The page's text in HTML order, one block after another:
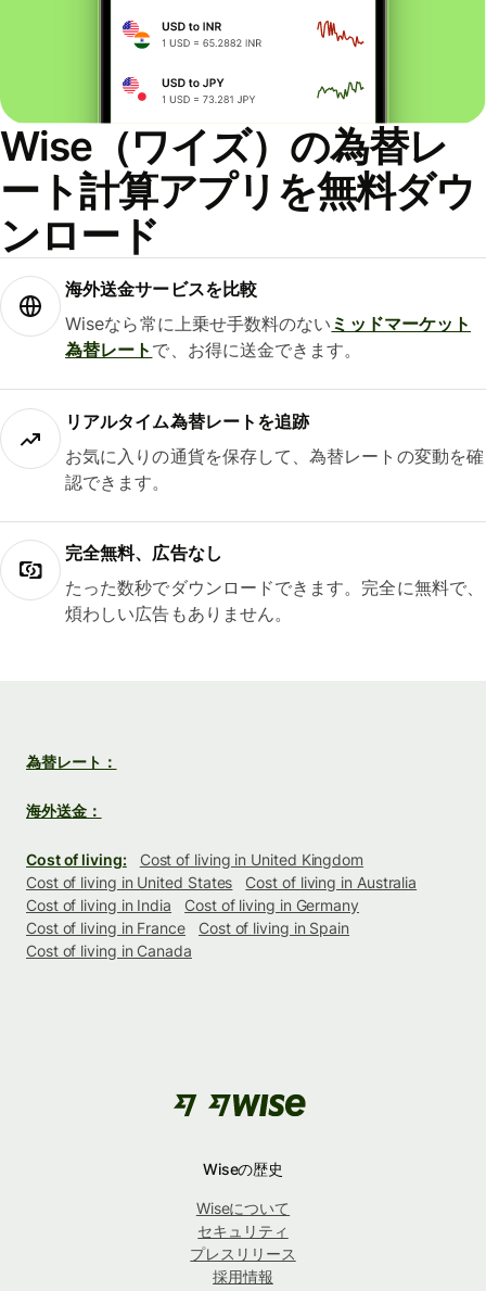
Wise（ワイズ）の為替レ
ート計算アプリを無料ダウ
ンロード
海外送金サービスを比較
Wiseなら常に上乗せ手数料のない ミッドマーケット
為替レート で、お得に送金できます。
リアルタイム為替レートを追跡
お気に入りの通貨を保存して、為替レートの変動を確
認できます。
完全無料、広告なし
たった数秒でダウンロードできます。完全に無料で、
煩わしい広告もありません。
為替レート：
海外送金：
Cost of living:
Cost of living in United Kingdom
Cost of living in United States
Cost of living in Australia
Cost of living in India
Cost of living in Germany
Cost of living in France
Cost of living in Spain
Cost of living in Canada
Wiseの歴史
Wiseについて
セキュリティ
プレスリリース
採用情報